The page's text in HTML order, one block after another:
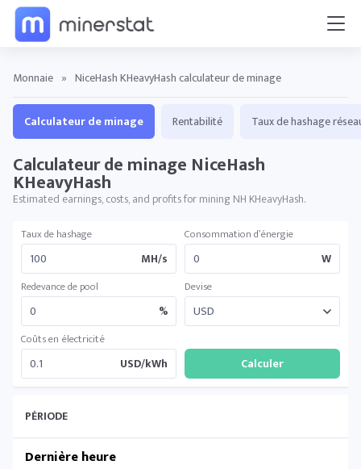
Monnaie » NiceHash KHeavyHash calculateur de minage
Calculateur de minage Rentabilité Taux de hashage
Calculateur de minage NiceHash
KHeavyHash
Estimated earnings, costs, and profits for mining NH KHeavyHash.
Taux de hashage
MH/s
Consommation d’énergie
W
Redevance de pool
%
Devise
Coûts en électricité
USD/kWh
PÉRIODE
Dernière heure